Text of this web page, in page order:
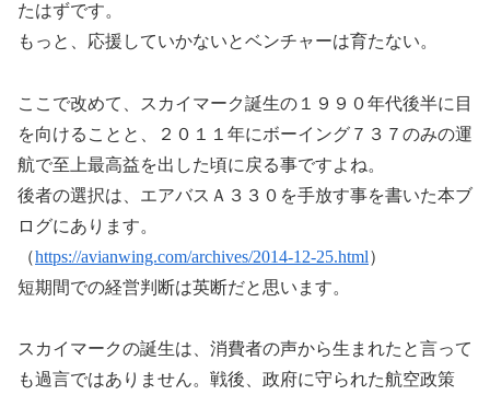
たはずです。
もっと、応援していかないとベンチャーは育たない。
ここで改めて、スカイマーク誕生の１９９０年代後半に目
を向けることと、２０１１年にボーイング７３７のみの運
航で至上最高益を出した頃に戻る事ですよね。
後者の選択は、エアバスＡ３３０を手放す事を書いた本ブ
ログにあります。
（https://avianwing.com/archives/2014-12-25.html）
短期間での経営判断は英断だと思います。
スカイマークの誕生は、消費者の声から生まれたと言って
も過言ではありません。戦後、政府に守られた航空政策